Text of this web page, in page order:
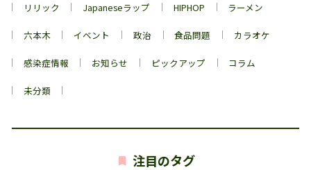
リリック Japaneseラップ HIPHOP ラーメン
六本木 イベント 政治 食品問題 カラオケ
感染症情報 お知らせ ピックアップ コラム
未分類
注目のタグ